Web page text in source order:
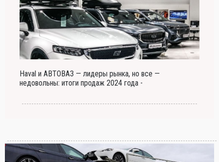
Haval и АВТОВАЗ — лидеры рынка, но все —
недовольны: итоги продаж 2024 года -